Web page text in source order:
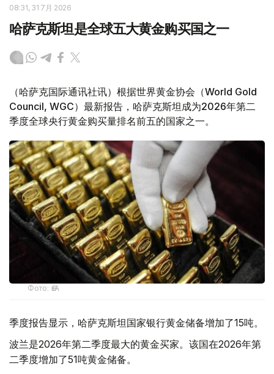
08:31, 31 7月 2026
哈萨克斯坦是全球五大黄金购买国之一
（哈萨克国际通讯社讯）根据世界黄金协会（World Gold
Council, WGC）最新报告，哈萨克斯坦成为2026年第二
季度全球央行黄金购买量排名前五的国家之一。
Фото: ӨзА
季度报告显示，哈萨克斯坦国家银行黄金储备增加了15吨。
波兰是2026年第二季度最大的黄金买家。该国在2026年第
二季度增加了51吨黄金储备。